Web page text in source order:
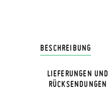
BESCHREIBUNG
LIEFERUNGEN UND
RÜCKSENDUNGEN